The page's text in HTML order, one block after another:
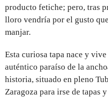
producto fetiche; pero, tras
lloro vendría por el gusto
manjar.
Esta curiosa tapa nace y vive
auténtico paraíso de la
historia, situado en pleno
Zaragoza para irse de tapas